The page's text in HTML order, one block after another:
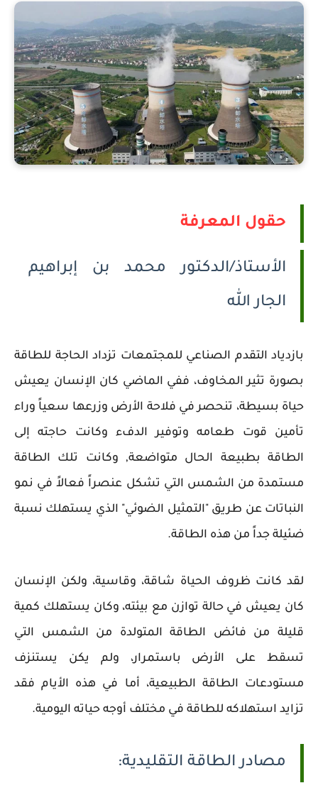
حقول المعرفة
الأستاذ/الدكتور محمد بن إبراهيم
الجار الله
بازدياد التقدم الصناعي للمجتمعات تزداد الحاجة للطاقة
بصورة تثير المخاوف، ففي الماضي كان الإنسان يعيش
حياة بسيطة، تنحصر في فلاحة الأرض وزرعها سعياً وراء
تأمين قوت طعامه وتوفير الدفء وكانت حاجته إلى
الطاقة بطبيعة الحال متواضعة, وكانت تلك الطاقة
مستمدة من الشمس التي تشكل عنصراً فعالاً في نمو
النباتات عن طريق "التمثيل الضوئي" الذي يستهلك نسبة
ضئيلة جداً من هذه الطاقة.
لقد كانت ظروف الحياة شاقة، وقاسية، ولكن الإنسان
كان يعيش في حالة توازن مع بيئته، وكان يستهلك كمية
قليلة من فائض الطاقة المتولدة من الشمس التي
تسقط على الأرض باستمرار، ولم يكن يستنزف
مستودعات الطاقة الطبيعية، أما في هذه الأيام فقد
تزايد استهلاكه للطاقة في مختلف أوجه حياته اليومية.
مصادر الطاقة التقليدية: